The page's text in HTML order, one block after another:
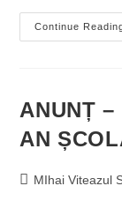
Continue
ANUNȚ –
AN
MIhai Viteazul